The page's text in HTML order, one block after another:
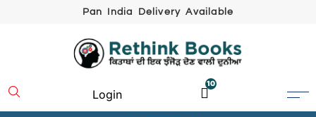
Pan India Delivery Available
Login
10